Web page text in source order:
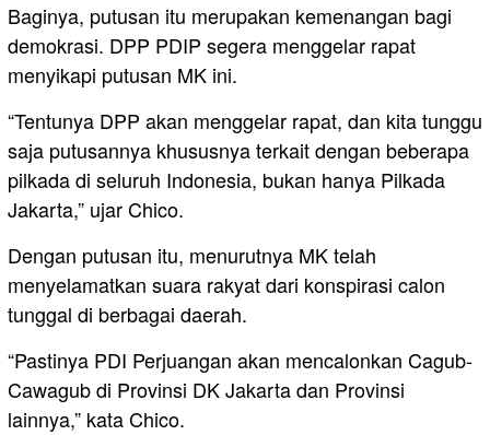
Baginya, putusan itu merupakan kemenangan bagi
demokrasi. DPP PDIP segera menggelar rapat
menyikapi putusan MK ini.
“Tentunya DPP akan menggelar rapat, dan kita tunggu
saja putusannya khususnya terkait dengan beberapa
pilkada di seluruh Indonesia, bukan hanya Pilkada
Jakarta,” ujar Chico.
Dengan putusan itu, menurutnya MK telah
menyelamatkan suara rakyat dari konspirasi calon
tunggal di berbagai daerah.
“Pastinya PDI Perjuangan akan mencalonkan Cagub-
Cawagub di Provinsi DK Jakarta dan Provinsi
lainnya,” kata Chico.